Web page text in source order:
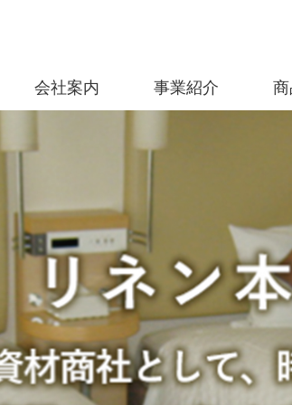
会社案内 事業紹介 商